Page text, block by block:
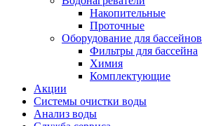
Накопительные
Проточные
Оборудование для бассейнов
Фильтры для бассейна
Химия
Комплектующие
Акции
Системы очистки воды
Анализ воды